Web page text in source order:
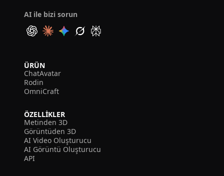
AI ile bizi sorun
ÜRÜN
ChatAvatar
Rodin
OmniCraft
ÖZELLIKLER
Metinden 3D
Görüntüden 3D
AI Video Oluşturucu
AI Görüntü Oluşturucu
API